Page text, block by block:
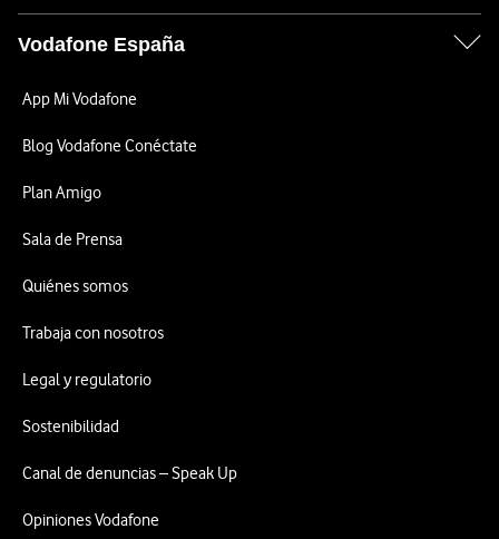
Vodafone España
App Mi Vodafone
Blog Vodafone Conéctate
Plan Amigo
Sala de Prensa
Quiénes somos
Trabaja con nosotros
Legal y regulatorio
Sostenibilidad
Canal de denuncias – Speak Up
Opiniones Vodafone